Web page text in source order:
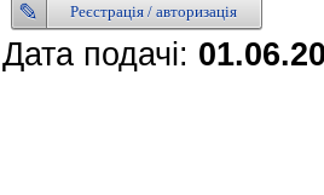
Реєстрація / авторизація
Дата подачі: